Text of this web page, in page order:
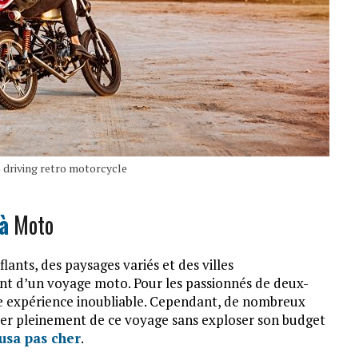
driving retro motorcycle
Moto
des paysages variés et des villes
voyage moto. Pour les passionnés de deux-
inoubliable. Cependant, de nombreux
pleinement de ce voyage sans exploser son budget
pas cher.